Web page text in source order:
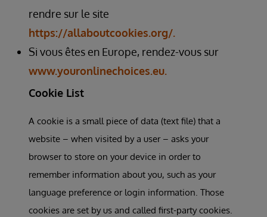
rendre sur le site
https://allaboutcookies.org/.
Si vous êtes en Europe, rendez-vous sur
www.youronlinechoices.eu.
Cookie List
A cookie is a small piece of data (text file) that a
website – when visited by a user – asks your
browser to store on your device in order to
remember information about you, such as your
language preference or login information. Those
cookies are set by us and called first-party cookies.